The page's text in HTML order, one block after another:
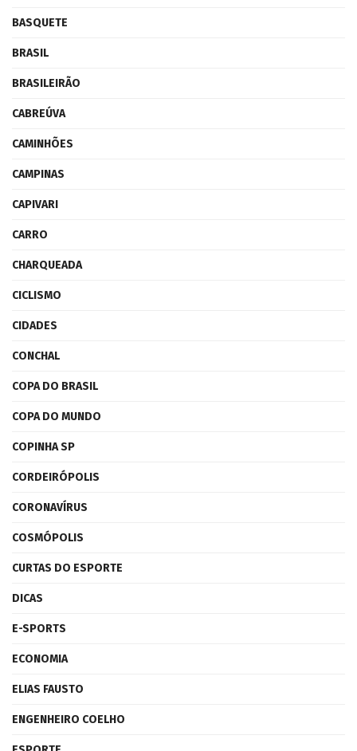
BASQUETE
BRASIL
BRASILEIRÃO
CABREÚVA
CAMINHÕES
CAMPINAS
CAPIVARI
CARRO
CHARQUEADA
CICLISMO
CIDADES
CONCHAL
COPA DO BRASIL
COPA DO MUNDO
COPINHA SP
CORDEIRÓPOLIS
CORONAVÍRUS
COSMÓPOLIS
CURTAS DO ESPORTE
DICAS
E-SPORTS
ECONOMIA
ELIAS FAUSTO
ENGENHEIRO COELHO